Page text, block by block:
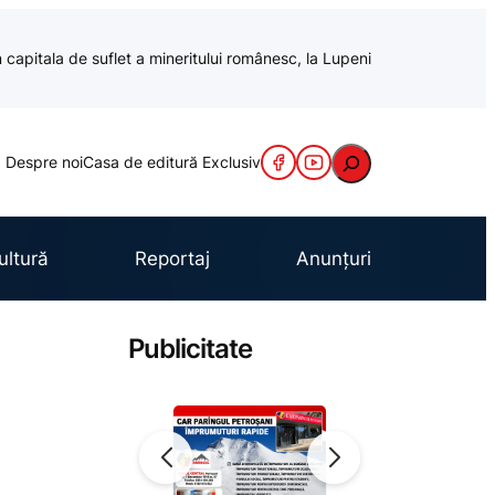
de suflet a mineritului românesc, la Lupeni
Despre noiCasa de editură Exclusiv Caută
Reportaj Anunțuri
Publicitate